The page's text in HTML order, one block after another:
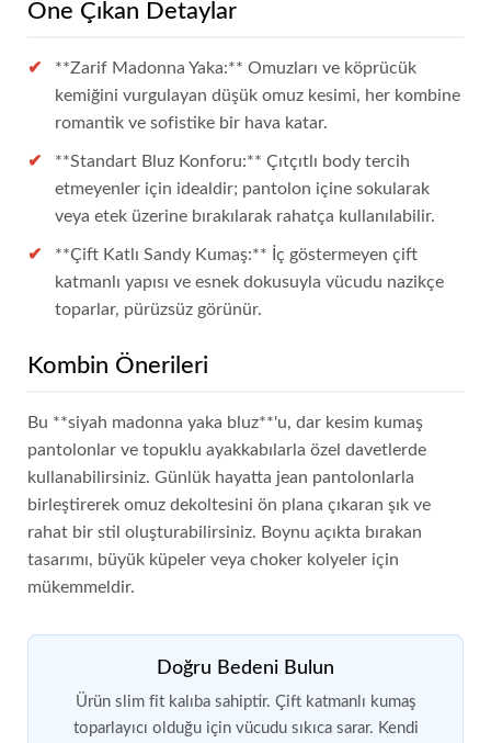
Öne Çıkan Detaylar
**Zarif Madonna Yaka:** Omuzları ve köprücük
kemiğini vurgulayan düşük omuz kesimi, her kombine
romantik ve sofistike bir hava katar.
**Standart Bluz Konforu:** Çıtçıtlı body tercih
etmeyenler için idealdir; pantolon içine sokularak
veya etek üzerine bırakılarak rahatça kullanılabilir.
**Çift Katlı Sandy Kumaş:** İç göstermeyen çift
katmanlı yapısı ve esnek dokusuyla vücudu nazikçe
toparlar, pürüzsüz görünür.
Kombin Önerileri
Bu **siyah madonna yaka bluz**'u, dar kesim kumaş
pantolonlar ve topuklu ayakkabılarla özel davetlerde
kullanabilirsiniz. Günlük hayatta jean pantolonlarla
birleştirerek omuz dekoltesini ön plana çıkaran şık ve
rahat bir stil oluşturabilirsiniz. Boynu açıkta bırakan
tasarımı, büyük küpeler veya choker kolyeler için
mükemmeldir.
Doğru Bedeni Bulun
Ürün slim fit kalıba sahiptir. Çift katmanlı kumaş
toparlayıcı olduğu için vücudu sıkıca sarar. Kendi